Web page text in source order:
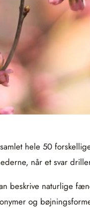
hele 50
når et svar
beskrive naturlige
og